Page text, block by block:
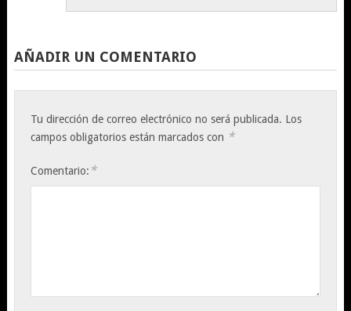
AÑADIR UN COMENTARIO
Tu dirección de correo electrónico no será publicada. Los
campos obligatorios están marcados con *
Comentario: *